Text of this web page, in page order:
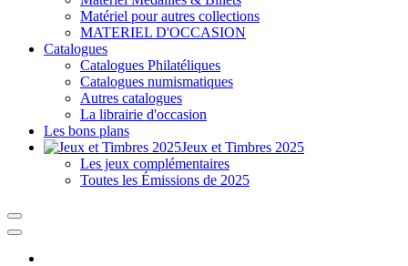
Matériel pour autres collections
MATERIEL D'OCCASION
Catalogues
Catalogues Philatéliques
Catalogues numismatiques
Autres catalogues
La librairie d'occasion
Les bons plans
Jeux et Timbres 2025
Les jeux complémentaires
Toutes les Émissions de 2025